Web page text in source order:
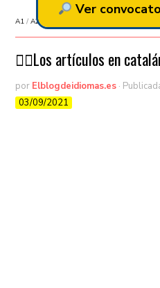
Ver
A1 / A2
💁‍♂️Los artículos en
por Elblogdeidiomas.es ·
03/09/2021